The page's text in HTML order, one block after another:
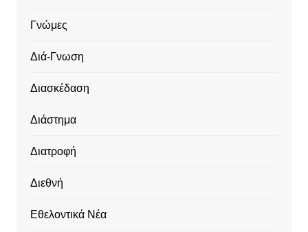
Γνώμες
Διά-Γνωση
Διασκέδαση
Διάστημα
Διατροφή
Διεθνή
Εθελοντικά Νέα